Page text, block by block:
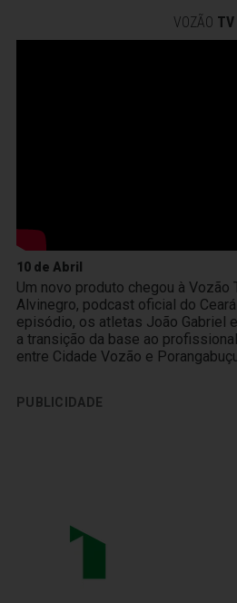
VOZÃO TV
10 de Abril
Um novo produto chegou à Vozão
Alvinegro, podcast oficial do
episódio, os atletas João Gabriel
a transição da base ao
entre Cidade Vozão e
PUBLICIDADE